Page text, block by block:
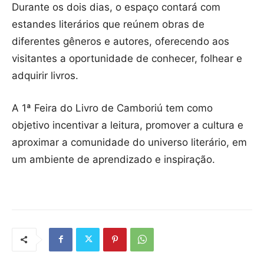
Durante os dois dias, o espaço contará com
estandes literários que reúnem obras de
diferentes gêneros e autores, oferecendo aos
visitantes a oportunidade de conhecer, folhear e
adquirir livros.
A 1ª Feira do Livro de Camboriú tem como
objetivo incentivar a leitura, promover a cultura e
aproximar a comunidade do universo literário, em
um ambiente de aprendizado e inspiração.